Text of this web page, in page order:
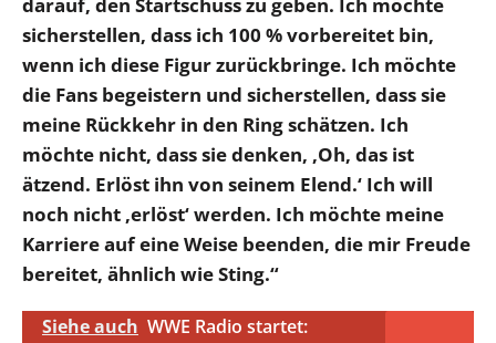
darauf, den Startschuss zu geben. Ich möchte
sicherstellen, dass ich 100 % vorbereitet bin,
wenn ich diese Figur zurückbringe. Ich möchte
die Fans begeistern und sicherstellen, dass sie
meine Rückkehr in den Ring schätzen. Ich
möchte nicht, dass sie denken, ‚Oh, das ist
ätzend. Erlöst ihn von seinem Elend.‘ Ich will
noch nicht ‚erlöst‘ werden. Ich möchte meine
Karriere auf eine Weise beenden, die mir Freude
bereitet, ähnlich wie Sting.“
Siehe auch WWE Radio startet: